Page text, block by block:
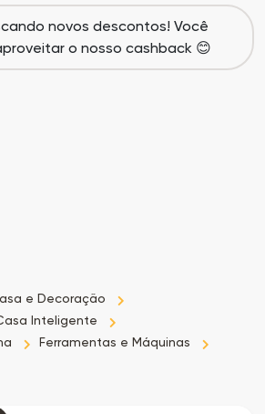
novos descontos! Você
o nosso cashback 😊
e Decoração
Inteligente
Ferramentas e Máquinas